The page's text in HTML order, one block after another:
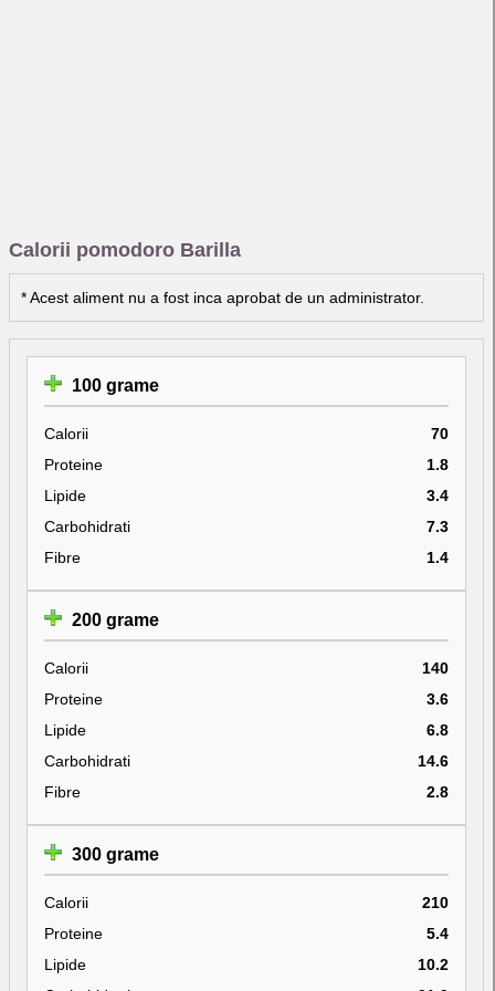
Calorii pomodoro Barilla
* Acest aliment nu a fost inca aprobat de un administrator.
100 grame
Calorii
70
Proteine
1.8
Lipide
3.4
Carbohidrati
7.3
Fibre
1.4
200 grame
Calorii
140
Proteine
3.6
Lipide
6.8
Carbohidrati
14.6
Fibre
2.8
300 grame
Calorii
210
Proteine
5.4
Lipide
10.2